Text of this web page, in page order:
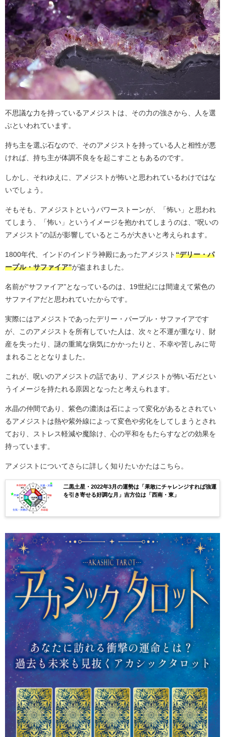
不思議な力を持っているアメジストは、その力の強さから、人を選
ぶといわれています。
持ち主を選ぶ石なので、そのアメジストを持っている人と相性が悪
ければ、持ち主が体調不良をを起こすこともあるのです。
しかし、それゆえに、アメジストが怖いと思われているわけではな
いでしょう。
そもそも、アメジストというパワーストーンが、「怖い」と思われ
てしまう、「怖い」というイメージを抱かれてしまうのは、“呪いの
アメジスト”の話が影響しているところが大きいと考えられます。
1800年代、インドのインドラ神殿にあったアメジスト “デリー・パ
ープル・サファイア”が盗まれました。
名前が“サファイア”となっているのは、19世紀には間違えて紫色の
サファイアだと思われていたからです。
実際にはアメジストであったデリー・パープル・サファイアです
が、このアメジストを所有していた人は、次々と不運が重なり、財
産を失ったり、謎の重篤な病気にかかったりと、不幸や苦しみに苛
まれることとなりました。
これが、呪いのアメジストの話であり、アメジストが怖い石だとい
うイメージを持たれる原因となったと考えられます。
水晶の仲間であり、紫色の濃淡は石によって変化があるとされてい
るアメジストは熱や紫外線によって変色や劣化をしてしまうとされ
ており、ストレス軽減や魔除け、心の平和をもたらすなどの効果を
持っています。
アメジストについてさらに詳しく知りたいかたはこちら。
二黒土星・2022年3月の運勢は「果敢にチャレンジすれば強運
を引き寄せる好調な月」吉方位は「西南・東」